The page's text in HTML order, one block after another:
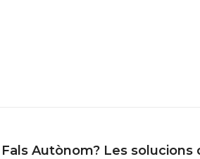
Fals Autònom? Les solucions